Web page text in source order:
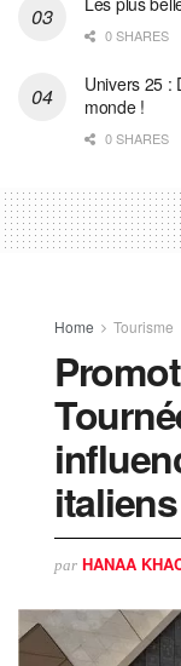
0 SHARES
Univers 25 :
monde !
0 SHARES
Home Tourisme
italiens
par HANAA